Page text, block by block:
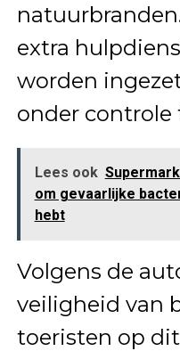
extra
worden
onder controle
Lees ook
om gevaarlijke
hebt
Volgens de
veiligheid van
toeristen op